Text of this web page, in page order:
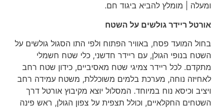
ומעלה | מומלץ להביא ביגוד חם.
אורטל ריידר גולשים על השטח
בחול המועד פסח, באוויר הפתוח ולפי התו הסגול גולשים על
השטח בנופי הגולן, עם ריידר חדשני, כלי שטח חשמלי
מתקדם. לכל ריידר צמיגי שטח מאסיביים, כידון שטח רחב
לאחיזה נוחה, מערכת בלמים משוכללת, משטח עמידה רחב
ויציב וכיסא נוח במיוחד. המסלול יוצא מקיבוץ אורטל דרך
השטחים החקלאיים, וכולל תצפית על צפון הגולן, ראש פינה